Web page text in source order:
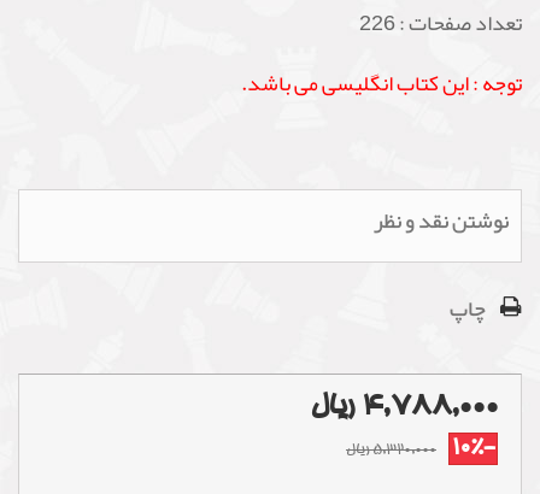
تعداد صفحات : 226
توجه : این کتاب انگلیسی می باشد.
نوشتن نقد و نظر
چاپ
4,788,000 ریال
-10% 5,320,000 ریال